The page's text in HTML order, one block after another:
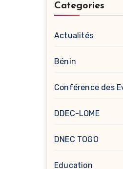
Categories
Actualités
Bénin
Conférence des
DDEC-LOME
DNEC TOGO
Education